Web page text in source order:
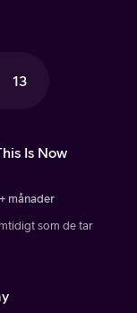
13
Is Now
månader
som de tar